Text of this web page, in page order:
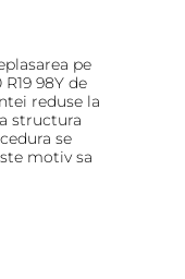
pe
98Y de
reduse la
structura
se
motiv sa